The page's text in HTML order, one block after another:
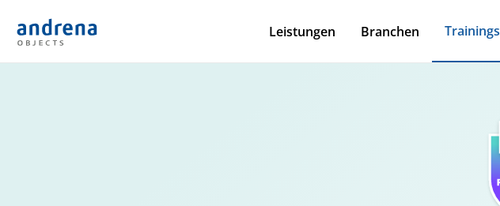
Leistungen Branchen Trainings